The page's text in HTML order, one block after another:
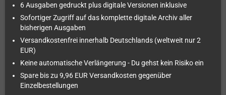
6 Ausgaben gedruckt plus digitale Versionen inklusive
Sofortiger Zugriff auf das komplette digitale Archiv aller
bisherigen Ausgaben
Versandkostenfrei innerhalb Deutschlands (weltweit nur 2
EUR)
Keine automatische Verlängerung - Du gehst kein Risiko ein
Spare bis zu 9,96 EUR Versandkosten gegenüber
Einzelbestellungen